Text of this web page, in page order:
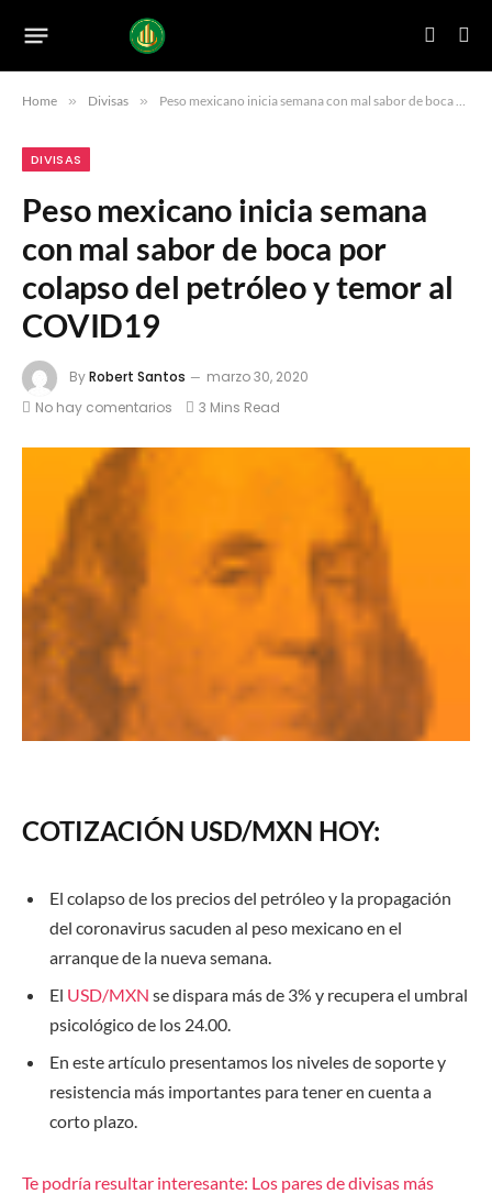
Home » Divisas » Peso mexicano inicia semana con mal sabor de boca por colapso del petróleo y temor al COVID19
DIVISAS
Peso mexicano inicia semana
con mal sabor de boca por
colapso del petróleo y temor al
COVID19
ByRobert Santos
marzo 30, 2020
No hay comentarios
3 Mins Read
COTIZACIÓN USD/MXN HOY:
El colapso de los precios del petróleo y la propagación
del coronavirus sacuden al peso mexicano en el
arranque de la nueva semana.
El USD/MXN se dispara más de 3% y recupera el umbral
psicológico de los 24.00.
En este artículo presentamos los niveles de soporte y
resistencia más importantes para tener en cuenta a
corto plazo.
Te podría resultar interesante: Los pares de divisas más